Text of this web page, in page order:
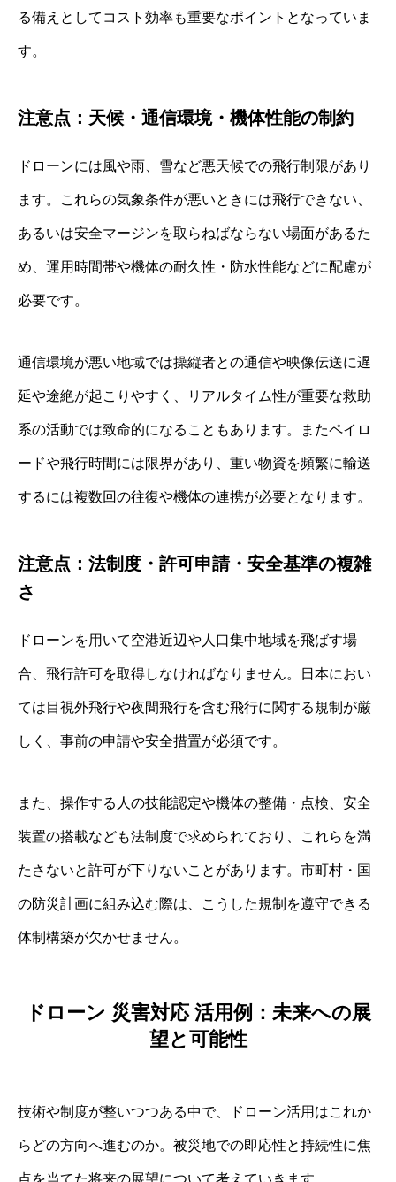
る備えとしてコスト効率も重要なポイントとなっていま
す。
注意点：天候・通信環境・機体性能の制約
ドローンには風や雨、雪など悪天候での飛行制限があり
ます。これらの気象条件が悪いときには飛行できない、
あるいは安全マージンを取らねばならない場面があるた
め、運用時間帯や機体の耐久性・防水性能などに配慮が
必要です。
通信環境が悪い地域では操縦者との通信や映像伝送に遅
延や途絶が起こりやすく、リアルタイム性が重要な救助
系の活動では致命的になることもあります。またペイロ
ードや飛行時間には限界があり、重い物資を頻繁に輸送
するには複数回の往復や機体の連携が必要となります。
注意点：法制度・許可申請・安全基準の複雑
さ
ドローンを用いて空港近辺や人口集中地域を飛ばす場
合、飛行許可を取得しなければなりません。日本におい
ては目視外飛行や夜間飛行を含む飛行に関する規制が厳
しく、事前の申請や安全措置が必須です。
また、操作する人の技能認定や機体の整備・点検、安全
装置の搭載なども法制度で求められており、これらを満
たさないと許可が下りないことがあります。市町村・国
の防災計画に組み込む際は、こうした規制を遵守できる
体制構築が欠かせません。
ドローン 災害対応 活用例：未来への展
望と可能性
技術や制度が整いつつある中で、ドローン活用はこれか
らどの方向へ進むのか。被災地での即応性と持続性に焦
点を当てた将来の展望について考えていきます。